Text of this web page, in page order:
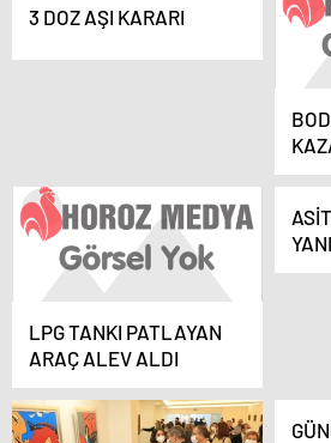
3 DOZ AŞI KARARI
LPG TANKI PATLAYAN
ARAÇ ALEV ALDI